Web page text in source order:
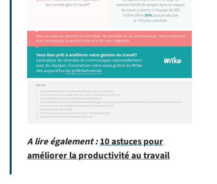
A lire également :10 astuces pour
améliorer la productivité au travail